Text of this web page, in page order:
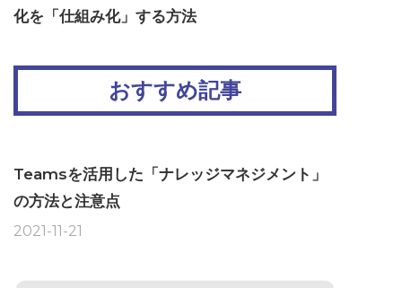
化を「仕組み化」する方法
おすすめ記事
Teamsを活用した「ナレッジマネジメント」
の方法と注意点
2021-11-21